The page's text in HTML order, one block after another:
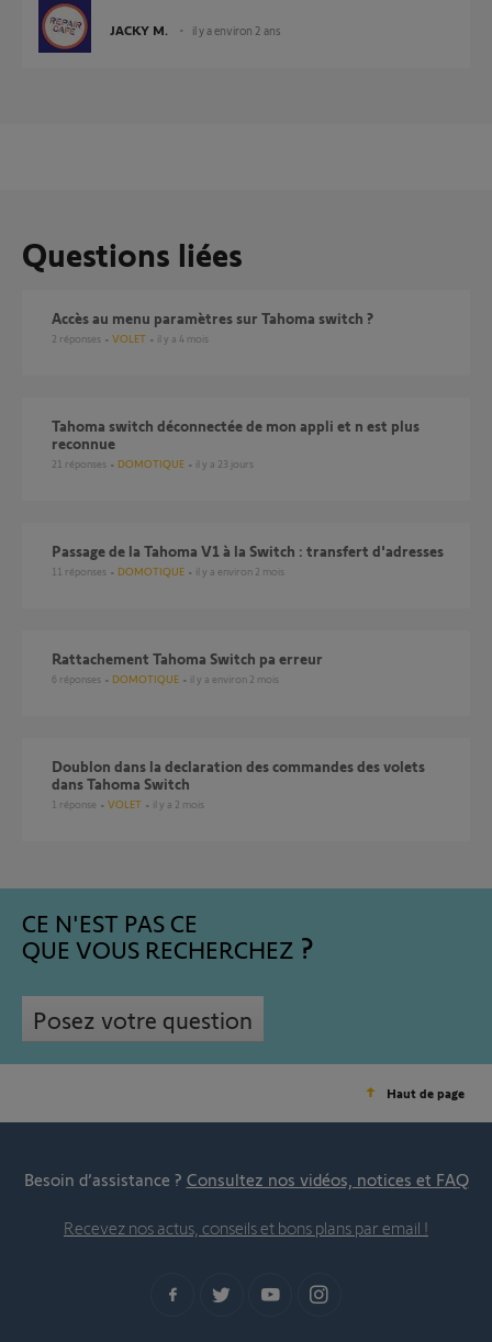
JACKY M. il y a environ 2 ans
Questions liées
Accès au menu paramètres sur Tahoma switch ?
2 réponses VOLET il y a 4 mois
Tahoma switch déconnectée de mon appli et n est plus
reconnue
21 réponses DOMOTIQUE il y a 23 jours
Passage de la Tahoma V1 à la Switch : transfert d'adresses
11 réponses DOMOTIQUE il y a environ 2 mois
Rattachement Tahoma Switch pa erreur
6 réponses DOMOTIQUE il y a environ 2 mois
doublon dans la declaration des commandes des volets
dans Tahoma Switch
1 réponse VOLET il y a 2 mois
CE N'EST PAS CE
QUE VOUS RECHERCHEZ
Posez votre question
Haut de page
Besoin d’assistance ? Consultez nos vidéos, notices et FAQ
Recevez nos actus, conseils et bons plans par email !